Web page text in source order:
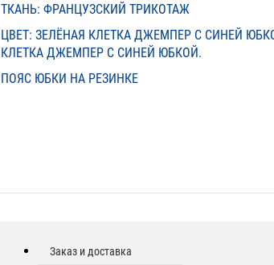
ТКАНЬ: ФРАНЦУЗСКИЙ ТРИКОТАЖ
ЦВЕТ: ЗЕЛЁНАЯ КЛЕТКА ДЖЕМПЕР С СИНЕЙ
КЛЕТКА ДЖЕМПЕР С СИНЕЙ ЮБКОЙ.
ПОЯС ЮБКИ НА РЕЗИНКЕ
Заказ и доставка